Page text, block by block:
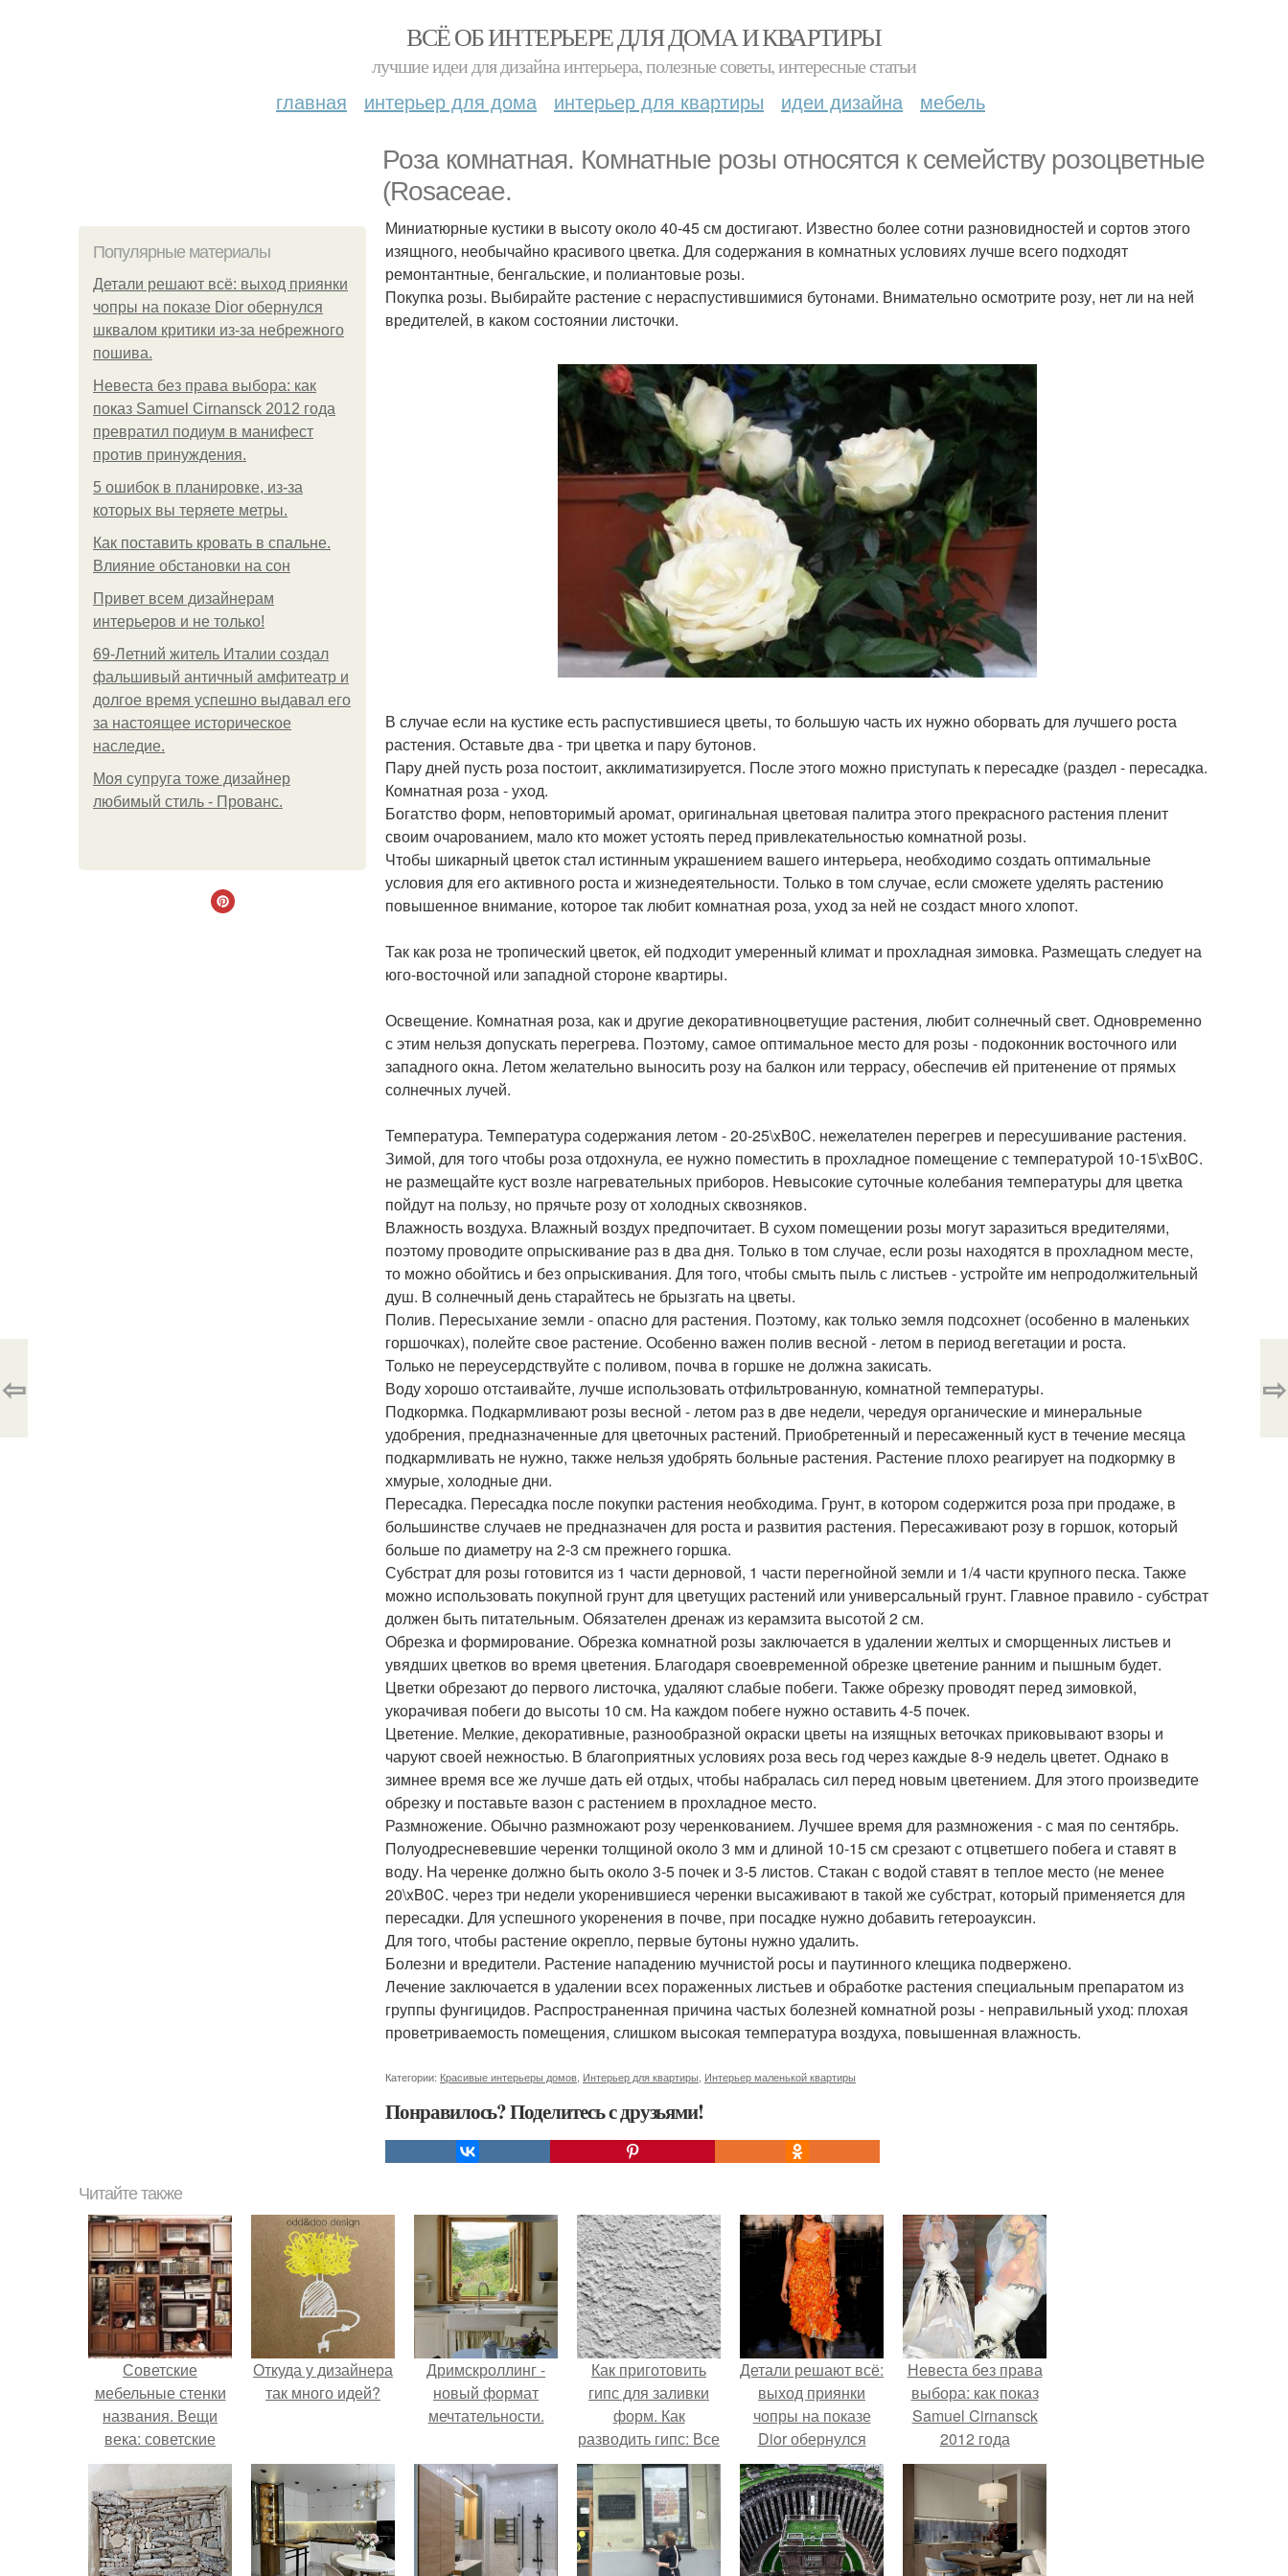
ВСЁ ОБ ИНТЕРЬЕРЕ ДЛЯ ДОМА И КВАРТИРЫ
лучшие идеи для дизайна интерьера, полезные советы, интересные статьи
главная интерьер для дома интерьер для квартиры идеи дизайна мебель
Роза комнатная. Комнатные розы относятся к семейству розоцветные
(Rosaceae.
Популярные материалы
Детали решают всё: выход приянки
чопры на показе Dior обернулся
шквалом критики из-за небрежного
пошива.
Невеста без права выбора: как
показ Samuel Cirnansck 2012 года
превратил подиум в манифест
против принуждения.
5 ошибок в планировке, из-за
которых вы теряете метры.
Как поставить кровать в спальне.
Влияние обстановки на сон
Привет всем дизайнерам
интерьеров и не только!
69-Летний житель Италии создал
фальшивый античный амфитеатр и
долгое время успешно выдавал его
за настоящее историческое
наследие.
Моя супруга тоже дизайнер
любимый стиль - Прованс.
Миниатюрные кустики в высоту около 40-45 см достигают. Известно более сотни разновидностей и сортов этого
изящного, необычайно красивого цветка. Для содержания в комнатных условиях лучше всего подходят
ремонтантные, бенгальские, и полиантовые розы.
Покупка розы. Выбирайте растение с нераспустившимися бутонами. Внимательно осмотрите розу, нет ли на ней
вредителей, в каком состоянии листочки.
В случае если на кустике есть распустившиеся цветы, то большую часть их нужно оборвать для лучшего роста
растения. Оставьте два - три цветка и пару бутонов.
Пару дней пусть роза постоит, акклиматизируется. После этого можно приступать к пересадке (раздел - пересадка.
Комнатная роза - уход.
Богатство форм, неповторимый аромат, оригинальная цветовая палитра этого прекрасного растения пленит
своим очарованием, мало кто может устоять перед привлекательностью комнатной розы.
Чтобы шикарный цветок стал истинным украшением вашего интерьера, необходимо создать оптимальные
условия для его активного роста и жизнедеятельности. Только в том случае, если сможете уделять растению
повышенное внимание, которое так любит комнатная роза, уход за ней не создаст много хлопот.
Так как роза не тропический цветок, ей подходит умеренный климат и прохладная зимовка. Размещать следует на
юго-восточной или западной стороне квартиры.
Освещение. Комнатная роза, как и другие декоративноцветущие растения, любит солнечный свет. Одновременно
с этим нельзя допускать перегрева. Поэтому, самое оптимальное место для розы - подоконник восточного или
западного окна. Летом желательно выносить розу на балкон или террасу, обеспечив ей притенение от прямых
солнечных лучей.
Температура. Температура содержания летом - 20-25\xB0C. нежелателен перегрев и пересушивание растения.
Зимой, для того чтобы роза отдохнула, ее нужно поместить в прохладное помещение с температурой 10-15\xB0C.
не размещайте куст возле нагревательных приборов. Невысокие суточные колебания температуры для цветка
пойдут на пользу, но прячьте розу от холодных сквозняков.
Влажность воздуха. Влажный воздух предпочитает. В сухом помещении розы могут заразиться вредителями,
поэтому проводите опрыскивание раз в два дня. Только в том случае, если розы находятся в прохладном месте,
то можно обойтись и без опрыскивания. Для того, чтобы смыть пыль с листьев - устройте им непродолжительный
душ. В солнечный день старайтесь не брызгать на цветы.
Полив. Пересыхание земли - опасно для растения. Поэтому, как только земля подсохнет (особенно в маленьких
горшочках), полейте свое растение. Особенно важен полив весной - летом в период вегетации и роста.
Только не переусердствуйте с поливом, почва в горшке не должна закисать.
Воду хорошо отстаивайте, лучше использовать отфильтрованную, комнатной температуры.
Подкормка. Подкармливают розы весной - летом раз в две недели, чередуя органические и минеральные
удобрения, предназначенные для цветочных растений. Приобретенный и пересаженный куст в течение месяца
подкармливать не нужно, также нельзя удобрять больные растения. Растение плохо реагирует на подкормку в
хмурые, холодные дни.
Пересадка. Пересадка после покупки растения необходима. Грунт, в котором содержится роза при продаже, в
большинстве случаев не предназначен для роста и развития растения. Пересаживают розу в горшок, который
больше по диаметру на 2-3 см прежнего горшка.
Субстрат для розы готовится из 1 части дерновой, 1 части перегнойной земли и 1/4 части крупного песка. Также
можно использовать покупной грунт для цветущих растений или универсальный грунт. Главное правило - субстрат
должен быть питательным. Обязателен дренаж из керамзита высотой 2 см.
Обрезка и формирование. Обрезка комнатной розы заключается в удалении желтых и сморщенных листьев и
увядших цветков во время цветения. Благодаря своевременной обрезке цветение ранним и пышным будет.
Цветки обрезают до первого листочка, удаляют слабые побеги. Также обрезку проводят перед зимовкой,
укорачивая побеги до высоты 10 см. На каждом побеге нужно оставить 4-5 почек.
Цветение. Мелкие, декоративные, разнообразной окраски цветы на изящных веточках приковывают взоры и
чаруют своей нежностью. В благоприятных условиях роза весь год через каждые 8-9 недель цветет. Однако в
зимнее время все же лучше дать ей отдых, чтобы набралась сил перед новым цветением. Для этого произведите
обрезку и поставьте вазон с растением в прохладное место.
Размножение. Обычно размножают розу черенкованием. Лучшее время для размножения - с мая по сентябрь.
Полуодресневевшие черенки толщиной около 3 мм и длиной 10-15 см срезают с отцветшего побега и ставят в
воду. На черенке должно быть около 3-5 почек и 3-5 листов. Стакан с водой ставят в теплое место (не менее
20\xB0C. через три недели укоренившиеся черенки высаживают в такой же субстрат, который применяется для
пересадки. Для успешного укоренения в почве, при посадке нужно добавить гетероауксин.
Для того, чтобы растение окрепло, первые бутоны нужно удалить.
Болезни и вредители. Растение нападению мучнистой росы и паутинного клещика подвержено.
Лечение заключается в удалении всех пораженных листьев и обработке растения специальным препаратом из
группы фунгицидов. Распространенная причина частых болезней комнатной розы - неправильный уход: плохая
проветриваемость помещения, слишком высокая температура воздуха, повышенная влажность.
Категории: Красивые интерьеры домов Интерьер для квартиры Интерьер маленькой квартиры
Понравилось? Поделитесь с друзьями!
⇦ ⇨
Читайте также
Советские
мебельные стенки
названия. Вещи
века: советские
стенки 80-х.
Откуда у дизайнера
так много идей?
Дримскроллинг -
новый формат
мечтательности.
Как приготовить
гипс для заливки
форм. Как
разводить гипс: Все
о приготовлении
идеального
раствора
Детали решают всё:
выход приянки
чопры на показе
Dior обернулся
шквалом критики
из-за небрежного
пошива.
Невеста без права
выбора: как показ
Samuel Cirnansck
2012 года
превратил подиум
в манифест против
принуждения.